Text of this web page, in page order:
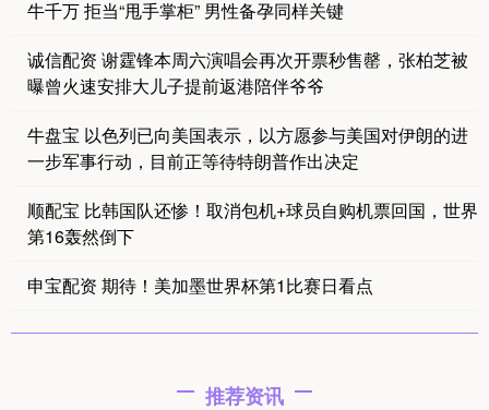
牛千万 拒当“甩手掌柜” 男性备孕同样关键
诚信配资 谢霆锋本周六演唱会再次开票秒售罄，张柏芝被
曝曾火速安排大儿子提前返港陪伴爷爷
牛盘宝 以色列已向美国表示，以方愿参与美国对伊朗的进
一步军事行动，目前正等待特朗普作出决定
顺配宝 比韩国队还惨！取消包机+球员自购机票回国，世界
第16轰然倒下
申宝配资 期待！美加墨世界杯第1比赛日看点
推荐资讯